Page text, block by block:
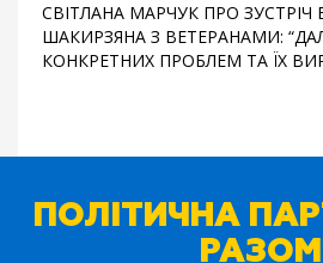
СВІТЛАНА МАРЧУК ПРО ЗУСТРІЧ
ШАКИРЗЯНА З ВЕТЕРАНАМИ:
КОНКРЕТНИХ ПРОБЛЕМ ТА ЇХ
ПОЛІТИЧНА